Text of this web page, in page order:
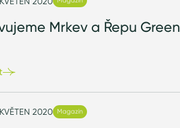
Mrkev a Řepu Green
2020 Magazín